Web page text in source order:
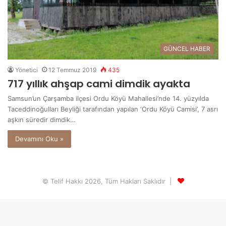
GÜNCEL HABER
Yönetici 12 Temmuz 2019 435
717 yıllık ahşap cami dimdik ayakta
Samsun’un Çarşamba ilçesi Ordu Köyü Mahallesi’nde 14. yüzyılda
Taceddinoğulları Beyliği tarafından yapılan ‘Ordu Köyü Camisi’, 7 asrı
aşkın süredir dimdik…
Devamını Oku »
© Telif Hakkı 2026, Tüm Hakları Saklıdır |